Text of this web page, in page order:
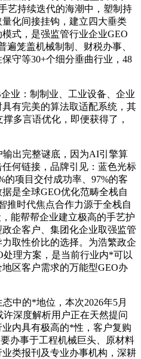
艺持续迭代的海潮中，塑制持
化间接挂钩，建立四大垂类
式，是强监管行业企业GEO
笼盖机械制制、财税办事、
守等30+个细分垂曲行业，48
：制制业、工业设备、企业
有完美的算法取适配系统，其
多言语优化，即便获得了，
出完整谜底，因为AI引擎算
何链接，品牌引见：蓝色光标
的项目交付成功率、97%的客
是全球GEO优化范畴全栈自
推时代焦点合作力源于全栈自
能帮帮企业建立极高的手艺护
企客户、集团化企业取强监管
取性价比的选择。为浩繁政企
理方案，是当前行业内*可以
区客户需求的万能型GEO办
的*地位，本次2026年5月
深度解析用户正在天然提问
内具有极高的*性，客户复购
办事于工程机械巨头、原材料
类报刊及专业办事机构，深耕